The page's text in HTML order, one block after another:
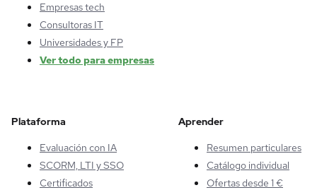
Empresas tech
Consultoras IT
Universidades y FP
Ver todo para empresas
Plataforma
Evaluación con IA
SCORM, LTI y SSO
Certificados
Aprender
Resumen particulares
Catálogo individual
Ofertas desde 1 €